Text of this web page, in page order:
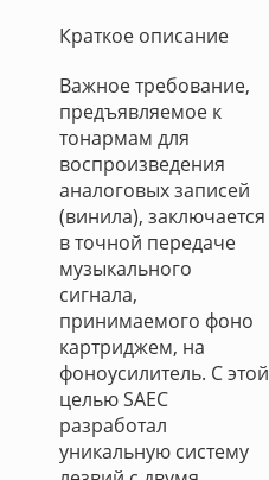
Краткое описание
Важное требование,
предъявляемое к
тонармам для
воспроизведения
аналоговых записей
(винила), заключается
в точной передаче
музыкального
сигнала,
принимаемого фоно
картриджем, на
фоноусилитель. С этой
целью SAEC
разработал
уникальную систему